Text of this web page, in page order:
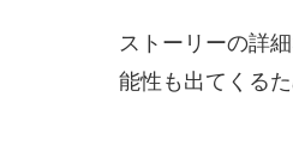
ストーリーの詳
能性も出てくる